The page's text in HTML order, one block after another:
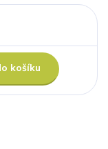
košíku